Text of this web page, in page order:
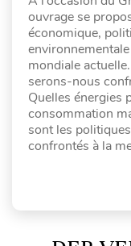
ouvrage se
économique,
mondiale
serons-nous
Quelles énergies
consommation
sont les
confrontés à la